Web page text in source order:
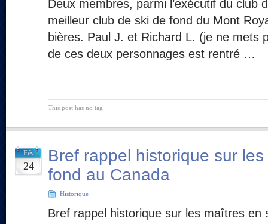
Deux membres, parmi l’exécutif du club
meilleur club de ski de fond du Mont
bières. Paul J. et Richard L. (je ne mets
de ces deux personnages est rentré …
This post has no tag
Fév
24
Bref rappel historique sur
fond au Canada
Historique
Bref rappel historique sur les maîtres en